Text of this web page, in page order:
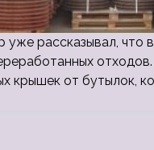
рассказывал, что
крышек от